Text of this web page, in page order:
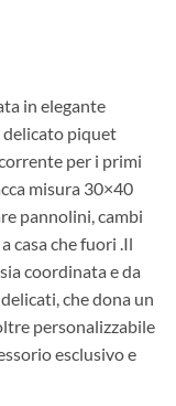
in elegante
delicato piquet
per i primi
misura 30×40
pannolini, cambi
casa che fuori .Il
coordinata e da
che dona un
personalizzabile
esclusivo e